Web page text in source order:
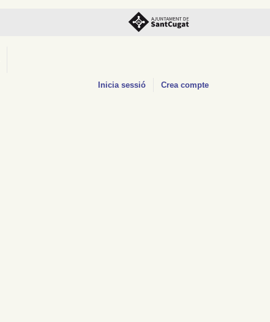
Inicia sessió Crea compte